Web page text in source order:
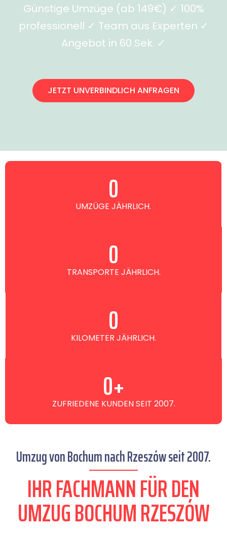
Günstige Umzüge (ab 149€) ✓ 100%
professionell ✓ Team aus Experten ✓
Angebot in 60 Sek. ✓
JETZT UNVERBINDLICH ANFRAGEN
UMZÜGE JÄHRLICH.
0
TRANSPORTE JÄHRLICH.
0
KILOMETER JÄHRLICH.
0
ZUFRIEDENE KUNDEN SEIT 2007.
0+
Umzug von Bochum nach Rzeszów seit 2007.
IHR FACHMANN FÜR DEN
UMZUG BOCHUM RZESZÓW